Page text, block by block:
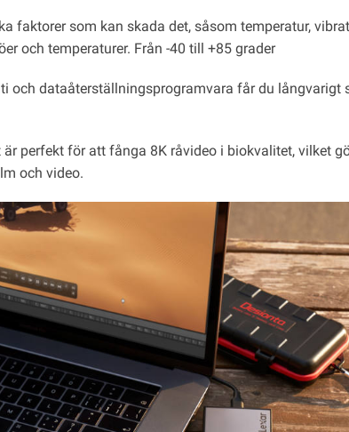
faktorer som kan skada det, såsom temperatur,
och temperaturer. Från -40 till +85 grader
och dataåterställningsprogramvara får du långvarigt
är perfekt för att fånga 8K råvideo i biokvalitet, vilket
och video.